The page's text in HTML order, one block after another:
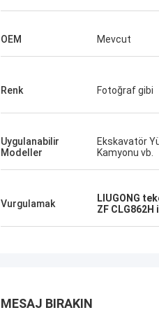
OEM Mevcut
Renk Fotoğraf gibi
Uygulanabilir
Modeller
Ekskavatör
Kamyonu vb.
Vurgulamak LIUGONG
ZF CLG862H
MESAJ BIRAKIN